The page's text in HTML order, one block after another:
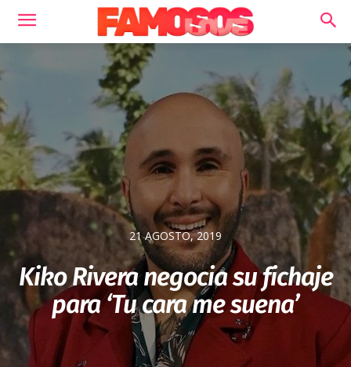
21 AGOSTO, 2019
Kiko Rivera negocia su fichaje
para ‘Tu cara me suena’